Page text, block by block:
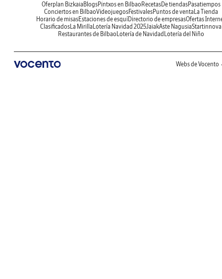
Oferplan Bizkaia BlogsPintxos en Bilbao RecetasDe tiendasPasatiempos
Conciertos en BilbaoVideojuegosFestivalesPuntos de venta La Tienda
Horario de misasEstaciones de esquíDirectorio de empresasOfertas
ClasificadosLa Mirilla Lotería Navidad 2025JaiakAste NagusiaStartinnova
Restaurantes de Bilbao Lotería de Navidad Lotería del Niño
Webs de Vocento